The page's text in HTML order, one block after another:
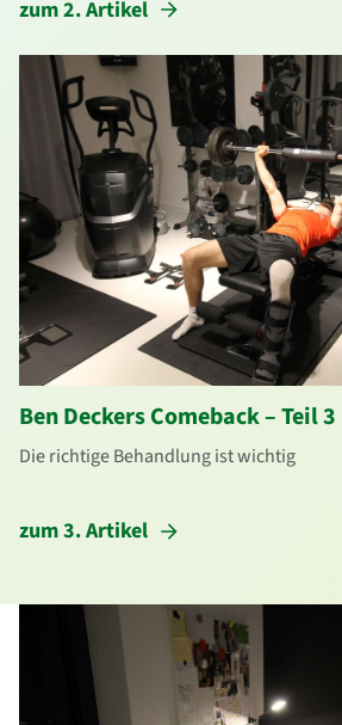
zum 2. Artikel
Ben Deckers Comeback – Teil 3
Die richtige Behandlung ist wichtig
zum 3. Artikel